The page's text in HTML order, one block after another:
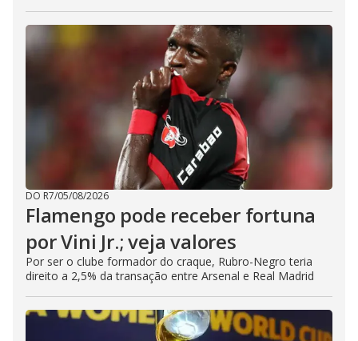
DO R7/05/08/2026
Flamengo pode receber fortuna
por Vini Jr.; veja valores
Por ser o clube formador do craque, Rubro-Negro teria
direito a 2,5% da transação entre Arsenal e Real Madrid